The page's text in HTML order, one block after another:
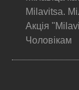
Milavitsa.
Акція
Чоловікам